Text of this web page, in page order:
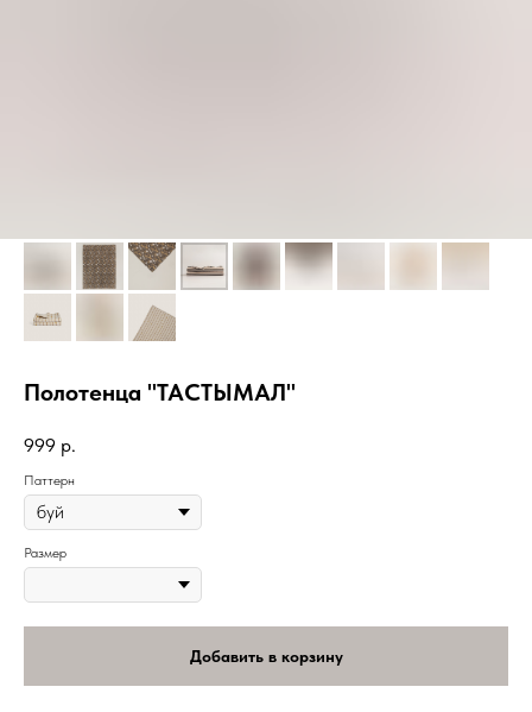
Полотенца "ТАСТЫМАЛ"
999 р.
Паттерн
Размер
Добавить в корзину